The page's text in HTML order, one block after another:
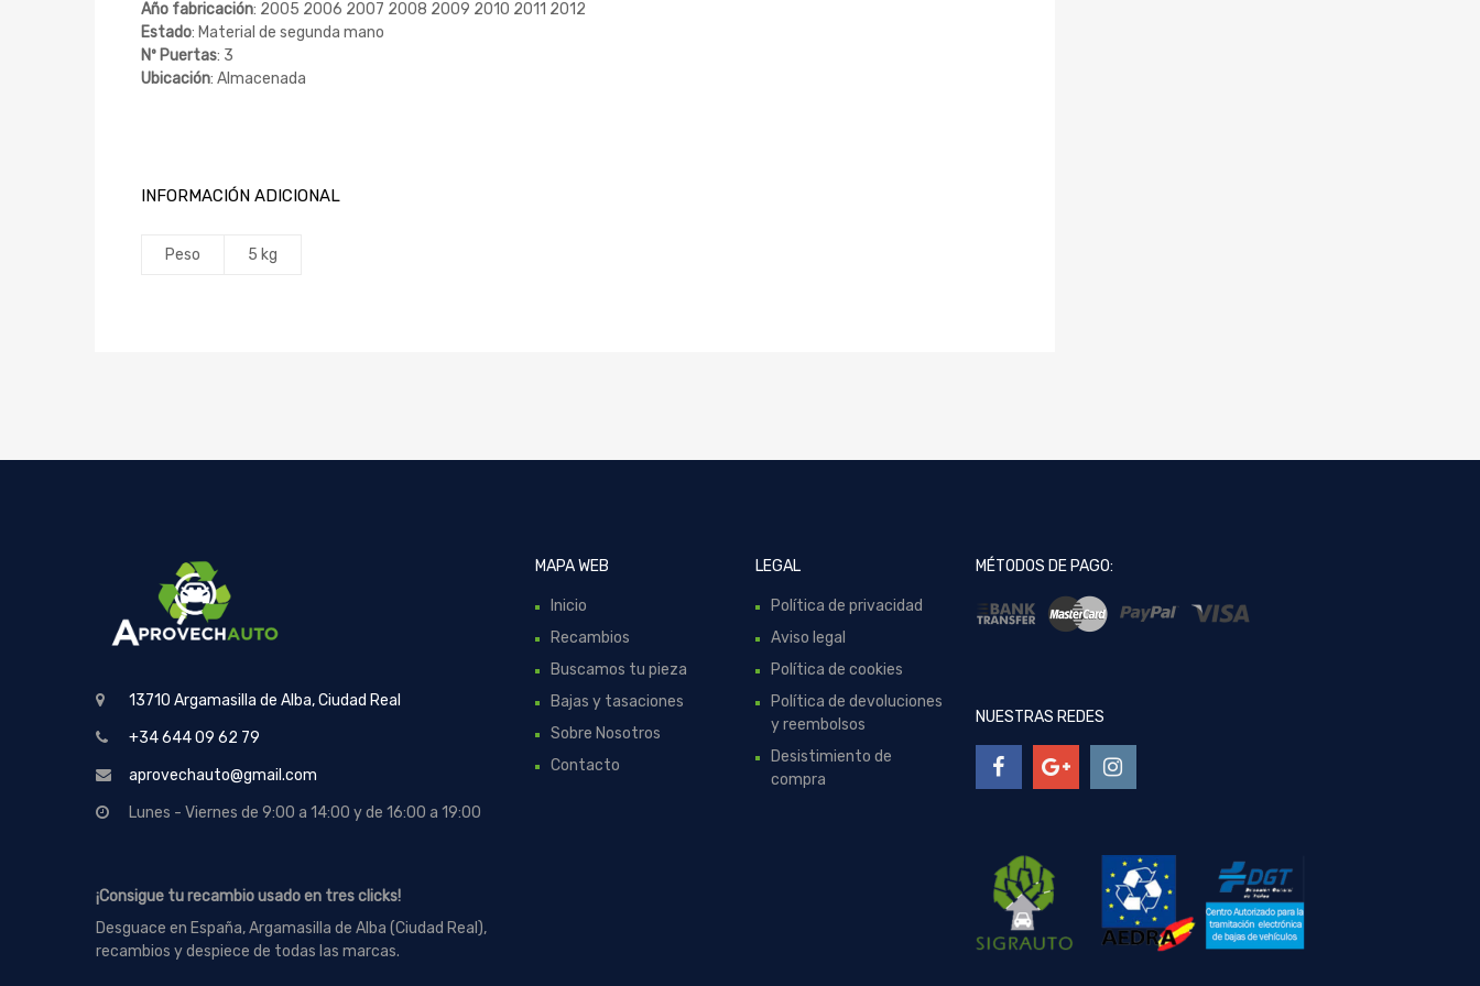
Año fabricación: 2005 2006 2007 2008 2009 2010 2011 2012
Estado: Material de segunda mano
Nº Puertas: 3
Ubicación: Almacenada
INFORMACIÓN ADICIONAL
Peso 5 kg
13710 Argamasilla de Alba, Ciudad Real
+34 644 09 62 79
aprovechauto@gmail.com
Lunes - Viernes de 9:00 a 14:00 y de 16:00 a 19:00
¡Consigue tu recambio usado en tres clicks!
Desguace en España, Argamasilla de Alba (Ciudad Real),
recambios y despiece de todas las marcas.
MAPA WEB
Inicio
Recambios
Buscamos tu pieza
Bajas y tasaciones
Sobre Nosotros
Contacto
LEGAL
Política de privacidad
Aviso legal
Política de cookies
Política de devoluciones
y reembolsos
Desistimiento de
compra
MÉTODOS DE PAGO:
NUESTRAS REDES